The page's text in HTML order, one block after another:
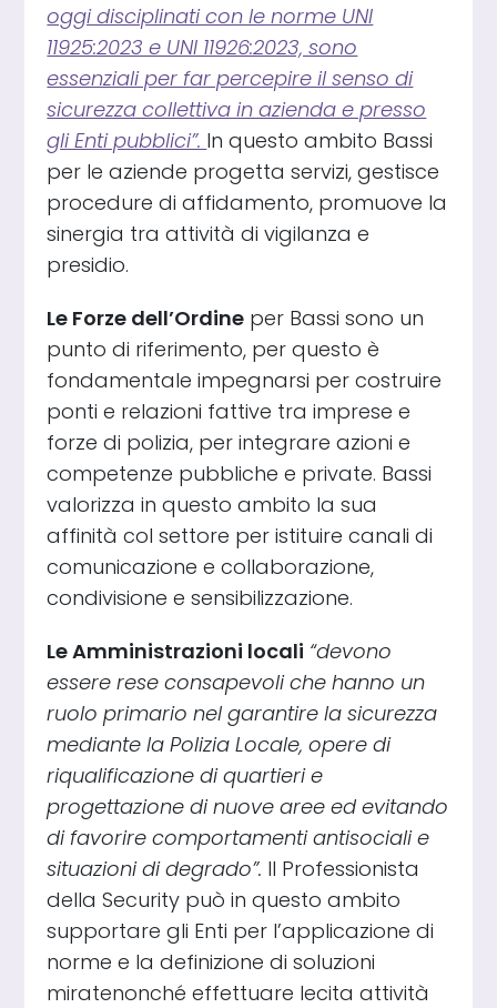
oggi disciplinati con le norme UNI
11925:2023 e UNI 11926:2023, sono
essenziali per far percepire il senso di
sicurezza collettiva in azienda e presso
gli Enti pubblici”. In questo ambito Bassi
per le aziende progetta servizi, gestisce
procedure di affidamento, promuove la
sinergia tra attività di vigilanza e
presidio.
Le Forze dell’Ordine per Bassi sono un
punto di riferimento, per questo è
fondamentale impegnarsi per costruire
ponti e relazioni fattive tra imprese e
forze di polizia, per integrare azioni e
competenze pubbliche e private. Bassi
valorizza in questo ambito la sua
affinità col settore per istituire canali di
comunicazione e collaborazione,
condivisione e sensibilizzazione.
Le Amministrazioni locali “devono
essere rese consapevoli che hanno un
ruolo primario nel garantire la sicurezza
mediante la Polizia Locale, opere di
riqualificazione di quartieri e
progettazione di nuove aree ed evitando
di favorire comportamenti antisociali e
situazioni di degrado”. Il Professionista
della Security può in questo ambito
supportare gli Enti per l’applicazione di
norme e la definizione di soluzioni
miratenonché effettuare lecita attività